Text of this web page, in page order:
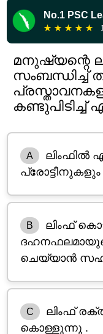
No.1 PSC
★ ★ ★ ★ ★
മനുഷ്യന്റെ
സംബന്ധിച്ച്
A
ലിംഫിൽ
B
ലിംഫ്
ചെയ്യാൻ
C
ലിംഫ്
കൊള്ളുന്നു .